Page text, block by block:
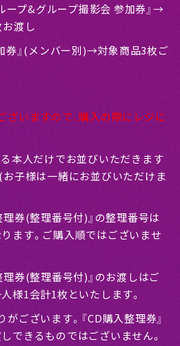
ープ&グループ撮影会 参加券』→
渡し
券』(メンバー別)→対象商品3枚ご
ざいますので、購入の際にレジに
本人だけでお並びいただきます
子様は一緒にお並びいただけま
理券(整理番号付)』の整理番号は
ます。ご購入順ではございませ
理券(整理番号付)』のお渡しはご
様1会計1枚といたします。
ございます。『CD購入整理券』
できるものではございません。